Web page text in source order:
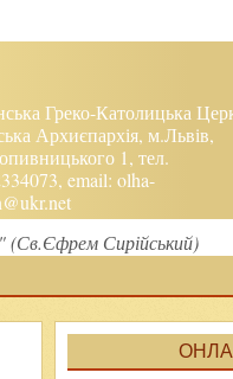
Греко-Католицька
Архиєпархія, м.Львів,
1, тел.
email:olha-
(Св.Єфрем Сирійський)